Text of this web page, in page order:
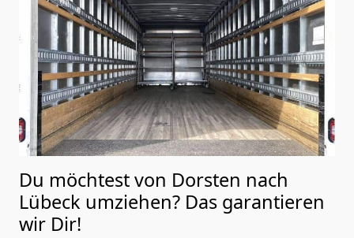
Du möchtest von Dorsten nach
Lübeck umziehen? Das garantieren
wir Dir!